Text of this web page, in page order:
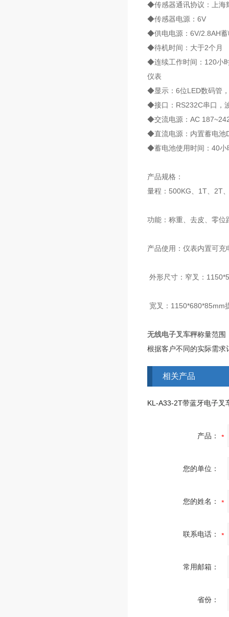
◆传感器通讯协议：上海
◆传感器电源：6V
◆供电电源：6V/2.8AH蓄
◆待机时间：大于2个月
◆连续工作时间：120小
仪表
◆显示：6位LED数码管
◆接口：RS232C串口，
◆交流电源：AC
◆直流电源：内置蓄电池
◆蓄电池使用时间：40小
产品规格：
量程：500KG、1T、2T
功能：称重、去皮、零
产品使用：仪表内置可
外形尺寸：窄叉：
宽叉：1150*680*85mm
无线电子叉车秤称量范围
根据客户不同的实际需求
相关产品
KL-A33-2T带蓝牙电子叉
产品：
您的单位：
您的姓名：
联系电话：
常用邮箱：
省份：